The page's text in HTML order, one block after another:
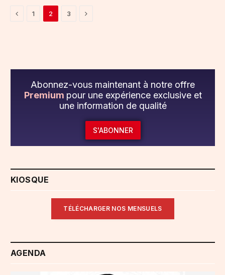
Previous
1 2 3 Next
Abonnez-vous maintenant à notre offre
Premium pour une expérience exclusive et
une information de qualité
S'ABONNER
KIOSQUE
TÉLÉCHARGER NOS MENSUELS
AGENDA